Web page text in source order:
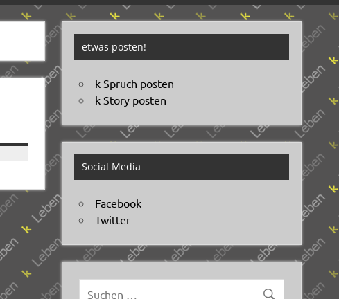
etwas posten!
k Spruch posten
k Story posten
Social Media
Facebook
Twitter